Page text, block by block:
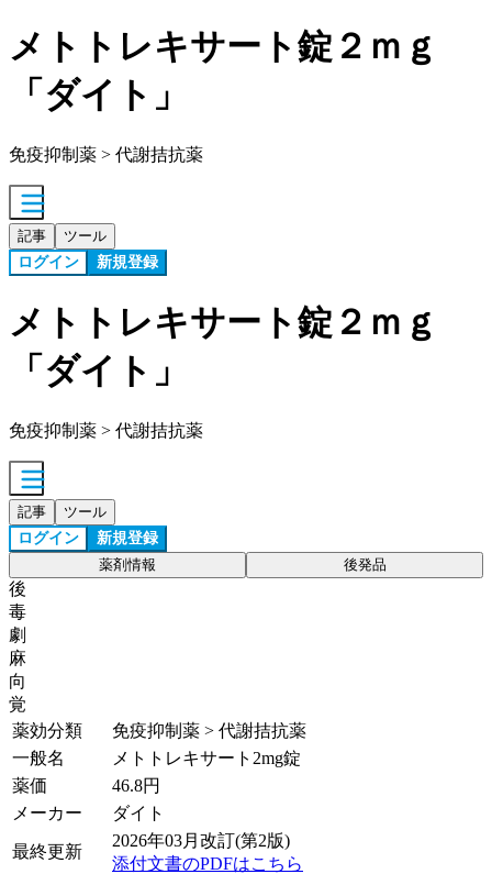
メトトレキサート錠２ｍｇ
「ダイト」
免疫抑制薬 > 代謝拮抗薬
記事 ツール
ログイン 新規登録
メトトレキサート錠２ｍｇ
「ダイト」
免疫抑制薬 > 代謝拮抗薬
記事 ツール
ログイン 新規登録
薬剤情報 後発品
後
毒
劇
麻
向
覚
薬効分類
免疫抑制薬 > 代謝拮抗薬
一般名
メトトレキサート2mg錠
薬価
46.8円
メーカー
ダイト
最終更新
2026年03月改訂(第2版)
添付文書のPDFはこちら